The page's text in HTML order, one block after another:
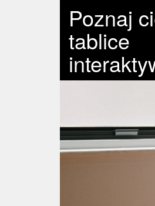
Poznaj
tablice